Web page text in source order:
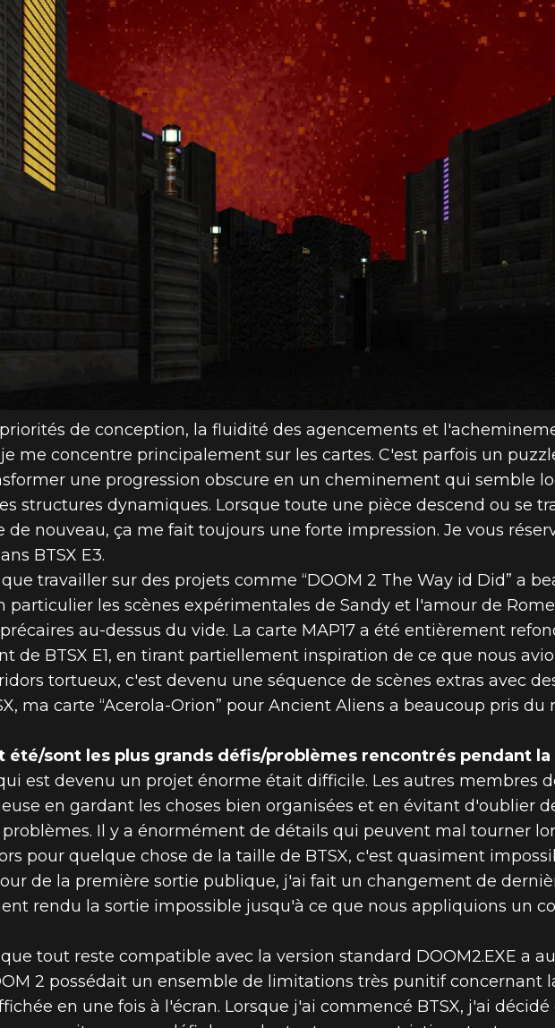
de conception, la fluidité des agencements et
me concentre principalement sur les cartes. C'est parfois un
une progression obscure en un cheminement qui semble
structures dynamiques. Lorsque toute une pièce descend ou se
de nouveau, ça me fait toujours une forte impression. Je vous
BTSX E3.
travailler sur des projets comme “DOOM 2 The Way id Did” a
particulier les scènes expérimentales de Sandy et l'amour de
au-dessus du vide. La carte MAP17 a été entièrement
de BTSX E1, en tirant partiellement inspiration de ce que nous
tortueux, c'est devenu une séquence de scènes extras avec
ma carte “Acerola-Orion” pour Ancient Aliens a beaucoup pris
été/sont les plus grands défis/problèmes rencontrés pendant la
est devenu un projet énorme était difficile. Les autres membres
en gardant les choses bien organisées et en évitant d'oublier
Il y a énormément de détails qui peuvent mal tourner
pour quelque chose de la taille de BTSX, c'est quasiment
de la première sortie publique, j'ai fait un changement de
rendu la sortie impossible jusqu'à ce que nous appliquions un
tout reste compatible avec la version standard DOOM2.EXE a
2 possédait un ensemble de limitations très punitif concernant
en une fois à l'écran. Lorsque j'ai commencé BTSX, j'ai